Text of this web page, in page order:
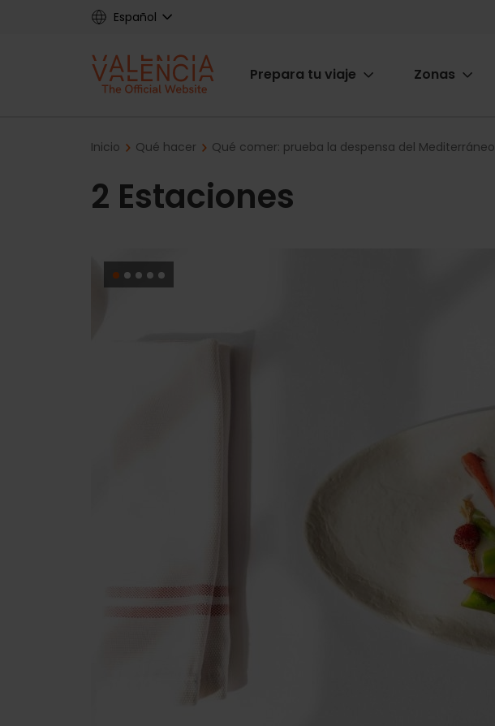
Español
Main
Prepara tu viaje Zonas
Breadcrumb
Inicio Qué hacer Qué comer: prueba la despensa del Mediterráneo
2 Estaciones